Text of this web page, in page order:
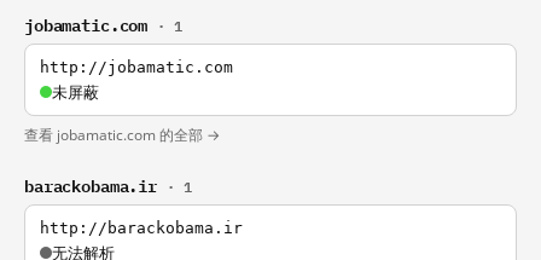
jobamatic.com · 1
http://jobamatic.com
未屏蔽
查看 jobamatic.com 的全部 →
barackobama.ir · 1
http://barackobama.ir
无法解析